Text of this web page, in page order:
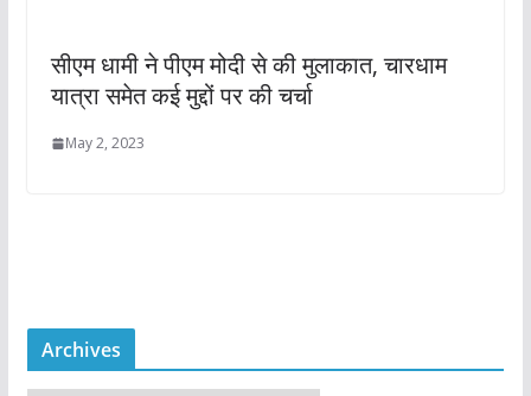
सीएम धामी ने पीएम मोदी से की मुलाकात, चारधाम
यात्रा समेत कई मुद्दों पर की चर्चा
May 2, 2023
Archives